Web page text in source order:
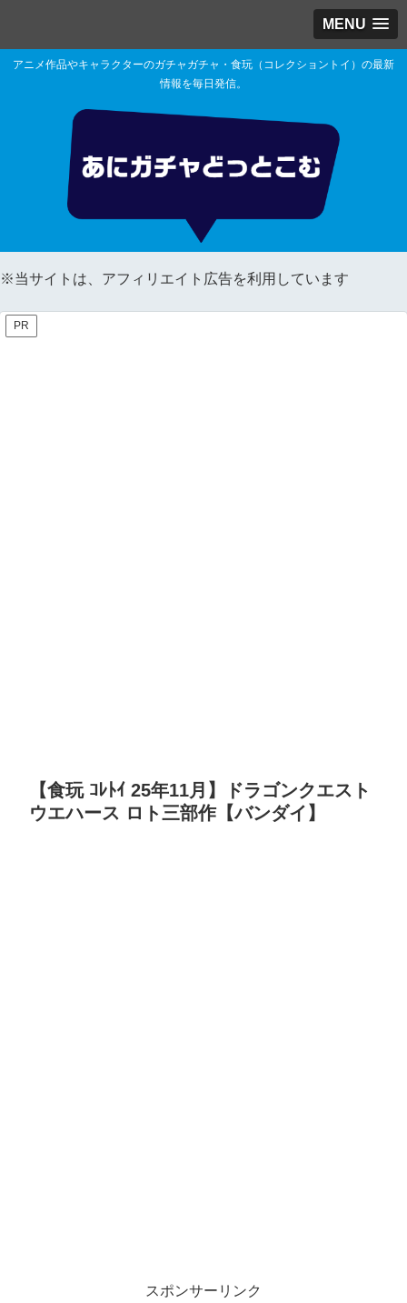
MENU
アニメ作品やキャラクターのガチャガチャ・食玩（コレクショントイ）の最新
情報を毎日発信。
※当サイトは、アフィリエイト広告を利用しています
PR
【食玩 ｺﾚﾄｲ 25年11月】ドラゴンクエスト
ウエハース ロト三部作【バンダイ】
スポンサーリンク